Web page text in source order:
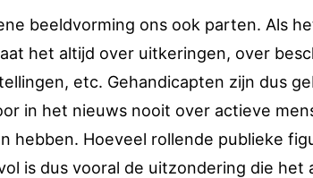
beeldvorming ons ook parten. Als
het altijd over uitkeringen, over
etc. Gehandicapten zijn dus
in het nieuws nooit over actieve
hebben. Hoeveel rollende publieke
is dus vooral de uitzondering die het